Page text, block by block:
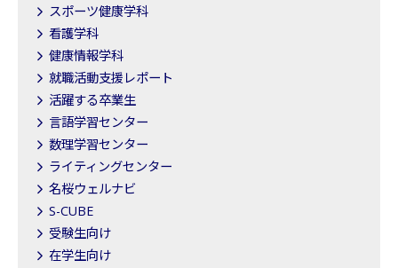
スポーツ健康学科
看護学科
健康情報学科
就職活動支援レポート
活躍する卒業生
言語学習センター
数理学習センター
ライティングセンター
名桜ウェルナビ
S-CUBE
受験生向け
在学生向け